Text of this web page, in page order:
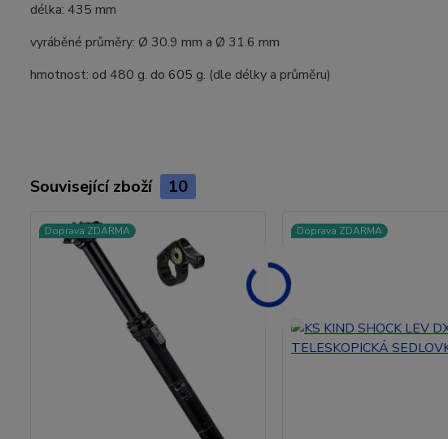
délka: 435 mm
vyráběné průměry: Ø 30.9 mm a Ø 31.6 mm
hmotnost: od 480 g. do 605 g. (dle délky a průměru)
Související zboží 10
Doprava ZDARMA Doprava ZDARMA